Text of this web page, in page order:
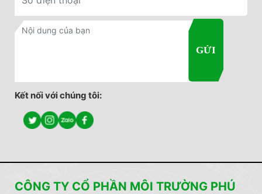
Kết nối với chúng tôi:
CÔNG TY CỔ PHẦN MÔI TRƯỜNG PHÚ